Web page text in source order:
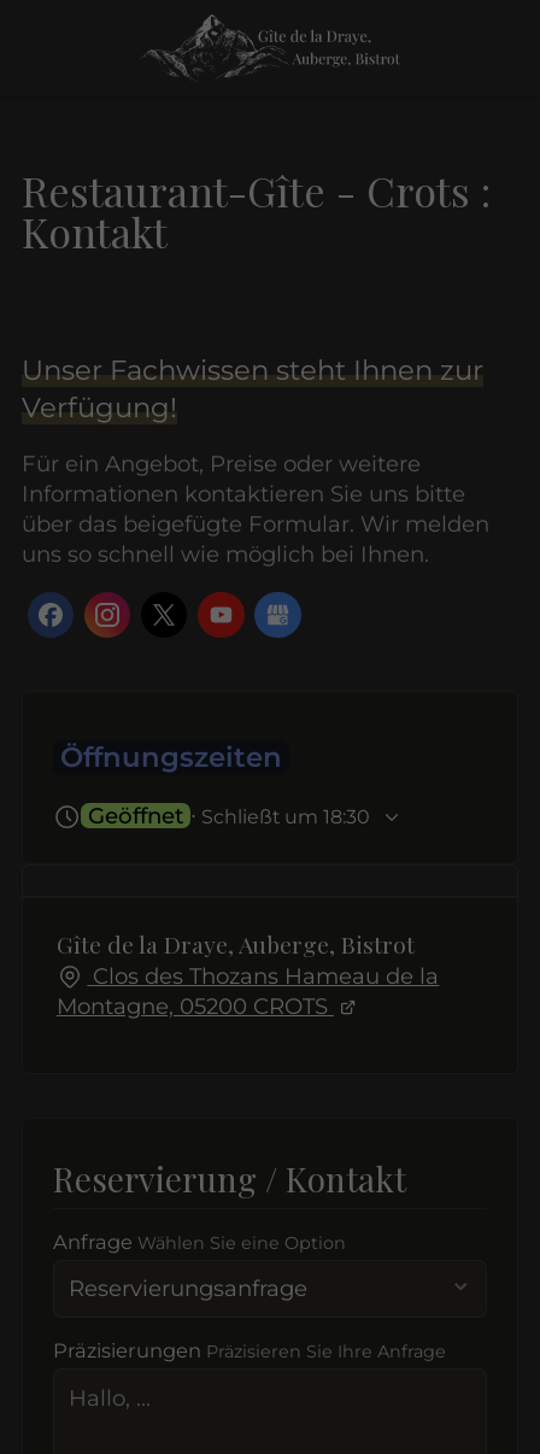
Restaurant-Gîte - Crots :
Kontakt
Unser Fachwissen steht Ihnen zur
Verfügung!
Für ein Angebot, Preise oder weitere
Informationen kontaktieren Sie uns bitte
über das beigefügte Formular. Wir melden
uns so schnell wie möglich bei Ihnen.
Öffnungszeiten
Geöffnet ⋅ Schließt um 18:30
Gîte de la Draye, Auberge, Bistrot
Clos des Thozans Hameau de la
Montagne, 05200 CROTS
Reservierung / Kontakt
Anfrage Wählen Sie eine Option
Präzisierungen Präzisieren Sie Ihre Anfrage